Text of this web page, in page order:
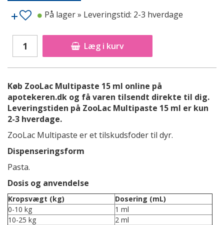
Læg i kurv
På lager» Leveringstid: 2-3 hverdage
Køb ZooLac Multipaste 15 ml online på
apotekeren.dk og få varen tilsendt direkte til dig.
Leveringstiden på ZooLac Multipaste 15 ml er kun
2-3 hverdage.
ZooLac Multipaste er et tilskudsfoder til dyr.
Dispenseringsform
Pasta.
Dosis og anvendelse
Kropsvægt (kg)
Dosering (mL)
0-10 kg
1 ml
10-25 kg
2 ml